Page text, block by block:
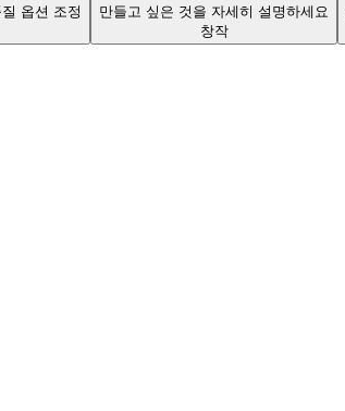
옵션 조정
만들고 싶은 것을 자세히 설명하세요
창작